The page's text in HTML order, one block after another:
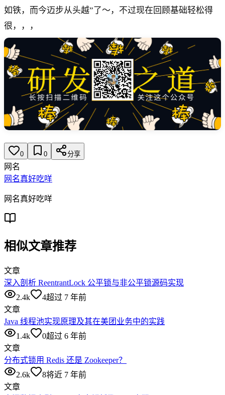
如铁，而今迈步从头越”了～，不过现在回顾基础轻松得
很，，，
0 0 分享
网名
网名真好吃咩
网名真好吃咩
相似文章推荐
文章
深入剖析 ReentrantLock 公平锁与非公平锁源码实现
2.4k
4超过 7 年前
文章
Java 线程池实现原理及其在美团业务中的实践
1.4k
0超过 6 年前
文章
分布式锁用 Redis 还是 Zookeeper？
2.6k
8将近 7 年前
文章